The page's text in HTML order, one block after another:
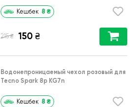
Кешбек 8 ₴
215 ₴ 150 ₴
Водонепроницаемый чехол розовый для
Tecno Spark 8p KG7n
Кешбек 8 ₴